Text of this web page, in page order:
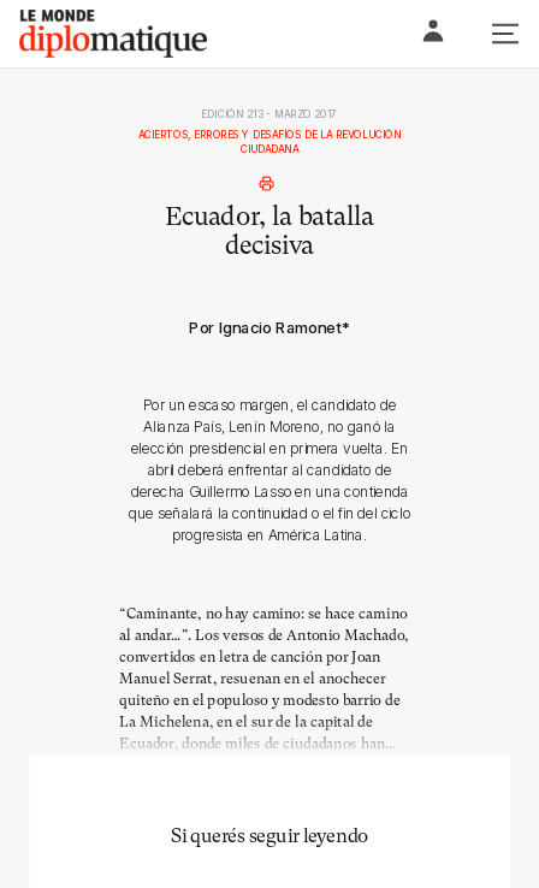
Skip
content
Le monde diplomatique
EDICIÓN 213 - MARZO 2017
ACIERTOS, ERRORES Y DESAFÍOS DE LA REVOLUCIÓN
CIUDADANA
Ecuador, la batalla
decisiva
Por Ignacio Ramonet*
Por un escaso margen, el candidato de
Alianza País, Lenín Moreno, no ganó la
elección presidencial en primera vuelta. En
abril deberá enfrentar al candidato de
derecha Guillermo Lasso en una contienda
que señalará la continuidad o el fin del ciclo
progresista en América Latina.
“Caminante, no hay camino: se hace camino
al andar…”. Los versos de Antonio Machado,
convertidos en letra de canción por Joan
Manuel Serrat, resuenan en el anochecer
quiteño en el populoso y modesto barrio de
La Michelena, en el sur de la capital de
Ecuador, donde miles de ciudadanos han...
Si querés seguir leyendo